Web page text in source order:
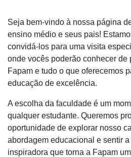
Seja bem-vindo à nossa página
ensino médio e seus pais!
convidá-los para uma visita
onde vocês poderão conhecer de
Fapam e tudo o que oferecemos
educação de excelência.
A escolha da faculdade é um
qualquer estudante. Queremos
oportunidade de explorar nosso
abordagem educacional e sentir
inspiradora que torna a Fapam